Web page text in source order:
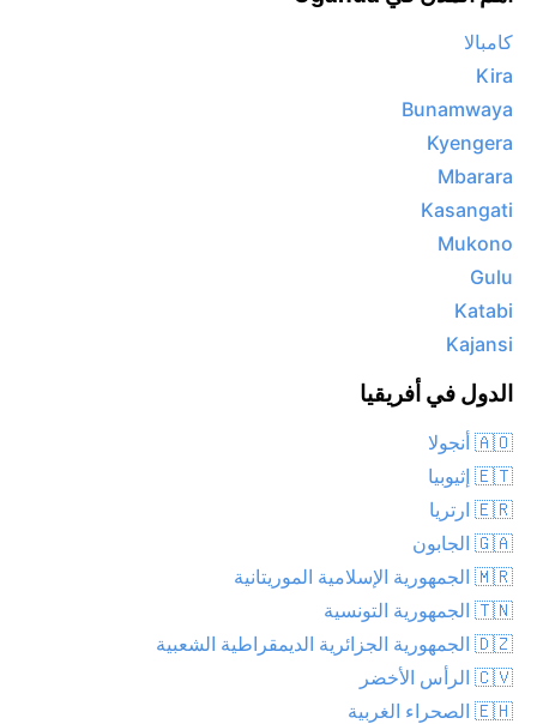
كامبالا
Kira
Bunamwaya
Kyengera
Mbarara
Kasangati
Mukono
Gulu
Katabi
Kajansi
الدول في أفريقيا
🇦🇴 أنجولا
🇪🇹 إثيوبيا
🇪🇷 ارتريا
🇬🇦 الجابون
🇲🇷 الجمهورية الإسلامية الموريتانية
🇹🇳 الجمهورية التونسية
🇩🇿 الجمهورية الجزائرية الديمقراطية الشعبية
🇨🇻 الرأس الأخضر
🇪🇭 الصحراء الغربية